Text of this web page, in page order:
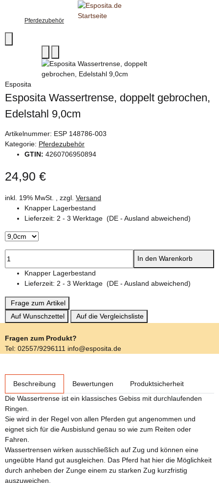
Pferdezubehör
Esposita
Esposita Wassertrense, doppelt gebrochen,
Edelstahl 9,0cm
Artikelnummer: ESP 148786-003
Kategorie: Pferdezubehör
GTIN: 4260706950894
24,90 €
inkl. 19% MwSt. , zzgl. Versand
Knapper Lagerbestand
Lieferzeit: 2 - 3 Werktage (DE - Ausland abweichend)
In den Warenkorb
Knapper Lagerbestand
Lieferzeit: 2 - 3 Werktage (DE - Ausland abweichend)
Frage zum Artikel
Auf Wunschzettel
Auf die Vergleichsliste
Fragen zum Produkt?
Tel: 02557/9296111 info@esposita.de
Beschreibung Bewertungen
Produktsicherheit
Die Wassertrense ist ein klassisches Gebiss mit durchlaufenden
Ringen.
Sie wird in der Regel von allen Pferden gut angenommen und
eignet sich für die Ausbislund genau so wie zum Reiten oder
Fahren.
Wassertrensen wirken ausschließlich auf Zug und können eine
ungeübte Hand gut ausgleichen. Das Pferd hat hier die Möglichkeit
durch anheben der Zunge einem zu starken Zug kurzfristig
auszuweichen.